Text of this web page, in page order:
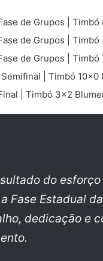
de Grupos |
de Grupos |
de Grupos |
| Timbó 10×0
| Timbó 3×2
do
Fase Estadual
dedicação e